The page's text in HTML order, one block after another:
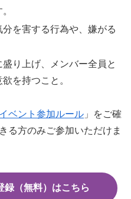
を害する行為や、嫌がる
り上げ、メンバー全員と
を持つこと。
イベント参加ルール 」をご確
る方のみご参加いただけま
録（無料）はこちら